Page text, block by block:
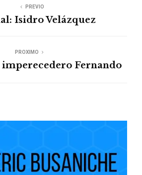
PREVIO
Isidro Velázquez
PROXIMO
Fernando